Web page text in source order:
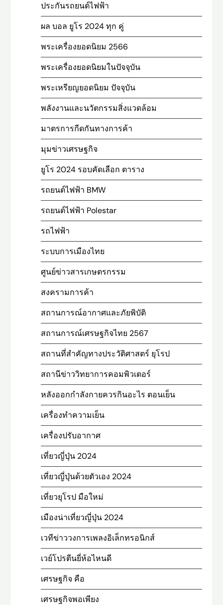
ประกันรถยนต์ไฟฟ้า
ผล บอล ยูโร 2024 ทุก คู่
พระเครื่องยอดนิยม 2566
พระเครื่องยอดนิยมในปัจจุบัน
พระเหรียญยอดนิยม ปัจจุบัน
พลังงานและนวัตกรรมสิ่งแวดล้อม
มาตรการกีดกันทางการค้า
มุมข่าวเศรษฐกิจ
ยูโร 2024 รอบคัดเลือก ตาราง
รถยนต์ไฟฟ้า BMW
รถยนต์ไฟฟ้า Polestar
รถไฟฟ้า
ระบบการเมืองไทย
ศูนย์ข่าวสารเกษตรกรรม
สงครามการค้า
สถานการณ์อากาศและภัยพิบัติ
สถานการณ์เศรษฐกิจไทย 2567
สถานที่สําคัญทางประวัติศาสตร์ ยุโรป
สถานีข่าววิทยาการคอมพิวเตอร์
หลังออกกําลังกายควรกินอะไร ตอนเย็น
เครื่องทำความเย็น
เครื่องปรับอากาศ
เที่ยวญี่ปุ่น 2024
เที่ยวญี่ปุ่นด้วยตัวเอง 2024
เที่ยวยุโรป มือใหม่
เมืองน่าเที่ยวญี่ปุ่น 2024
เวทีข่าววงการเพลงอิเล็กทรอนิกส์
เวย์โปรตีนยี่ห้อไหนดี
เศรษฐกิจ คือ
เศรษฐกิจพอเพียง